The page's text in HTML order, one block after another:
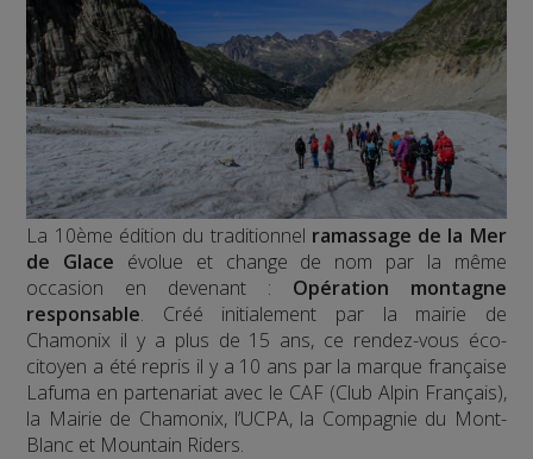
La 10ème édition du traditionnel ramassage de la Mer
de Glace évolue et change de nom par la même
occasion en devenant : Opération montagne
responsable. Créé initialement par la mairie de
Chamonix il y a plus de 15 ans, ce rendez-vous éco-
citoyen a été repris il y a 10 ans par la marque française
Lafuma en partenariat avec le CAF (Club Alpin Français),
la Mairie de Chamonix, l’UCPA, la Compagnie du Mont-
Blanc et Mountain Riders.